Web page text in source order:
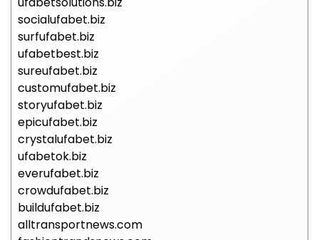
socialufabet.biz
surfufabet.biz
ufabetbest.biz
sureufabet.biz
customufabet.biz
storyufabet.biz
epicufabet.biz
crystalufabet.biz
ufabetok.biz
everufabet.biz
crowdufabet.biz
buildufabet.biz
alltransportnews.com